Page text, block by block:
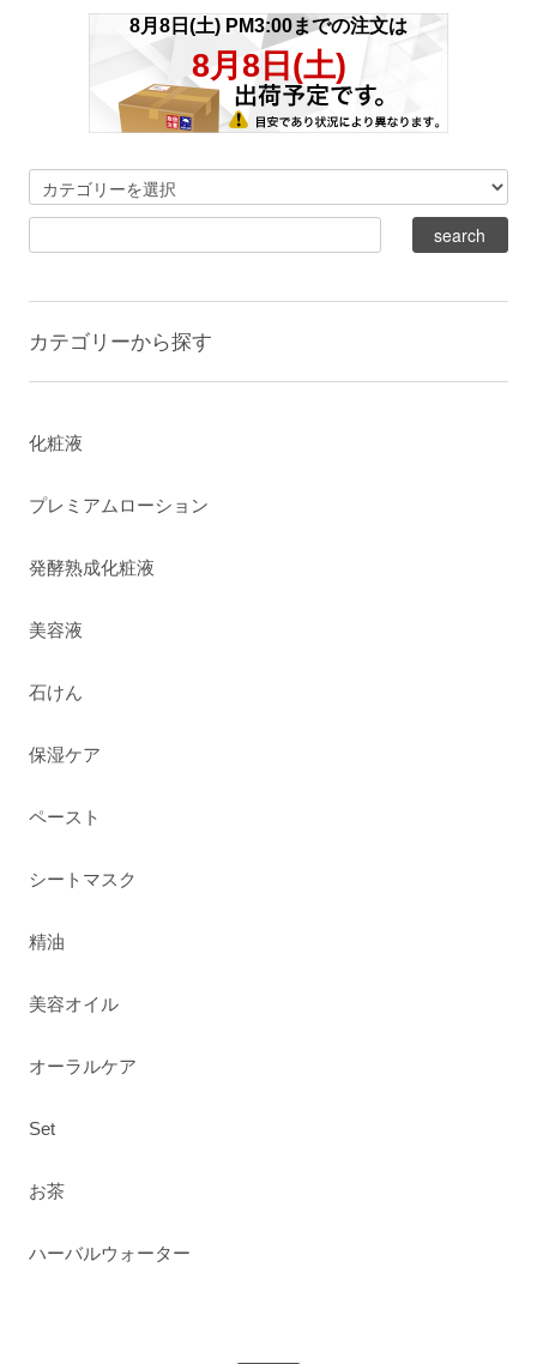
カテゴリーから探す
化粧液
プレミアムローション
発酵熟成化粧液
美容液
石けん
保湿ケア
ペースト
シートマスク
精油
美容オイル
オーラルケア
Set
お茶
ハーバルウォーター